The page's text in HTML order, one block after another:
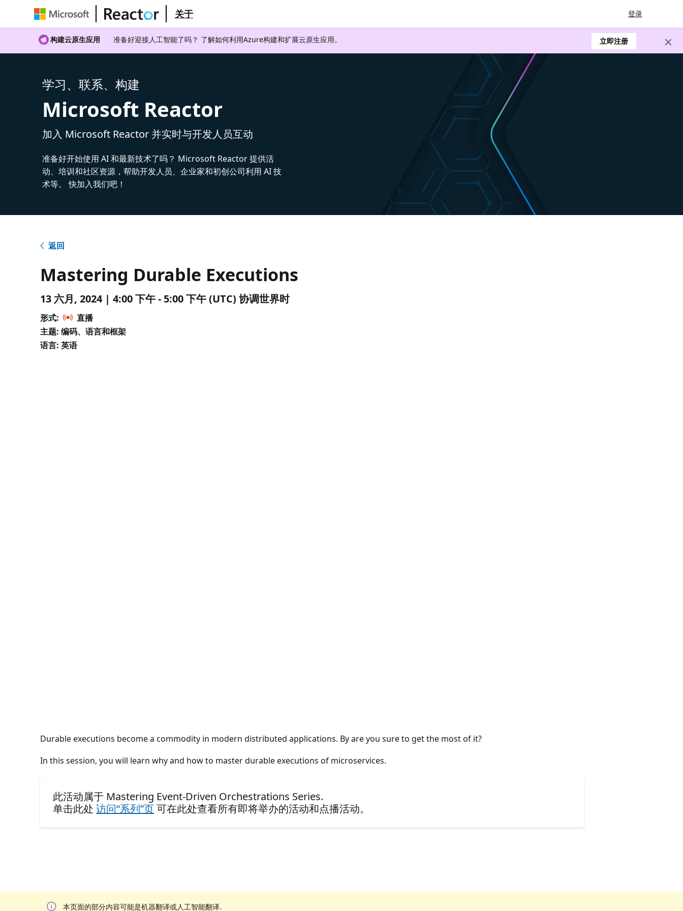
关于 登录
构建云原生应用 准备好迎接人工智能了吗？ 了解如何利用Azure构建和扩展云原生应用。 立即注册
学习、联系、构建
Microsoft Reactor
加入 Microsoft Reactor 并实时与开发人员互动
准备好开始使用 AI 和最新技术了吗？ Microsoft Reactor 提供活
动、培训和社区资源，帮助开发人员、企业家和初创公司利用 AI 技
术等。 快加入我们吧！
返回
Mastering Durable Executions
13 六月, 2024 | 4:00 下午 - 5:00 下午 (UTC) 协调世界时
形式:
直播
主题: 编码、语言和框架
语言: 英语
Durable executions become a commodity in modern distributed applications. By are you sure to get the most of it?
In this session, you will learn why and how to master durable executions of microservices.
此活动属于 Mastering Event-Driven Orchestrations Series.
单击此处访问“系列”页可在此处查看所有即将举办的活动和点播活动。
本页面的部分内容可能是机器翻译或人工智能翻译.